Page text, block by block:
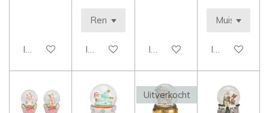
In winkelwagenIn winkelwagenIn winkelwagenIn
Uitverkocht